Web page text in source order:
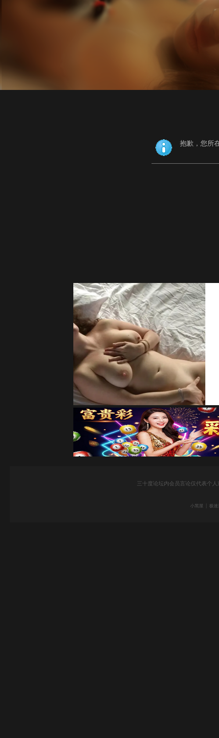
抱歉，您所
三十度论坛内会员言论仅代表个
小黑屋 极速